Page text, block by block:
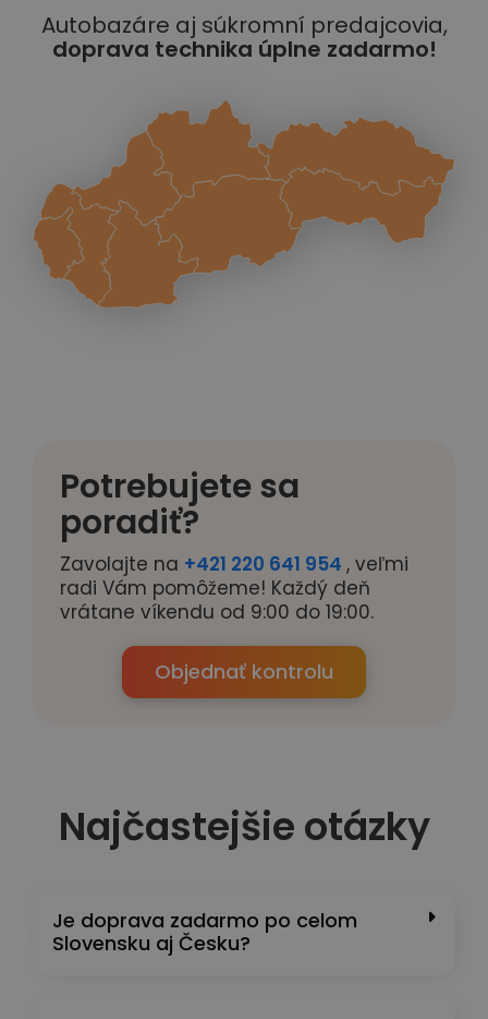
Autobazáre aj súkromní predajcovia,
doprava technika úplne zadarmo!
Potrebujete sa
poradiť?
Zavolajte na +421 220 641 954 , veľmi
radi Vám pomôžeme! Každý deň
vrátane víkendu od 9:00 do 19:00.
Objednať kontrolu
Najčastejšie otázky
Je doprava zadarmo po celom
Slovensku aj Česku?